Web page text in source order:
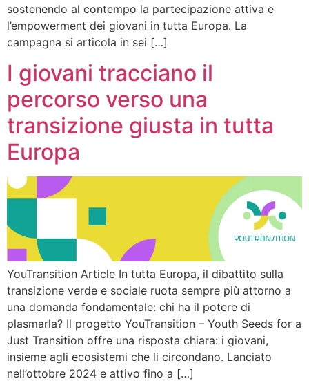
sostenendo al contempo la partecipazione attiva e
l’empowerment dei giovani in tutta Europa. La
campagna si articola in sei […]
I giovani tracciano il
percorso verso una
transizione giusta in tutta
Europa
YouTransition Article In tutta Europa, il dibattito sulla
transizione verde e sociale ruota sempre più attorno a
una domanda fondamentale: chi ha il potere di
plasmarla? Il progetto YouTransition – Youth Seeds for a
Just Transition offre una risposta chiara: i giovani,
insieme agli ecosistemi che li circondano. Lanciato
nell’ottobre 2024 e attivo fino a […]